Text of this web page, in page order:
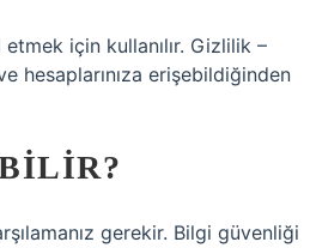
için kullanılır. Gizlilik –
hesaplarınıza erişebildiğinden
gerekir. Bilgi güvenliği